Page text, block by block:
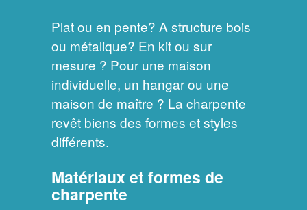
Plat ou en pente? A structure bois
ou métalique? En kit ou sur
mesure ? Pour une maison
individuelle, un hangar ou une
maison de maître ? La charpente
revêt biens des formes et styles
différents.
Matériaux et formes de
charpente